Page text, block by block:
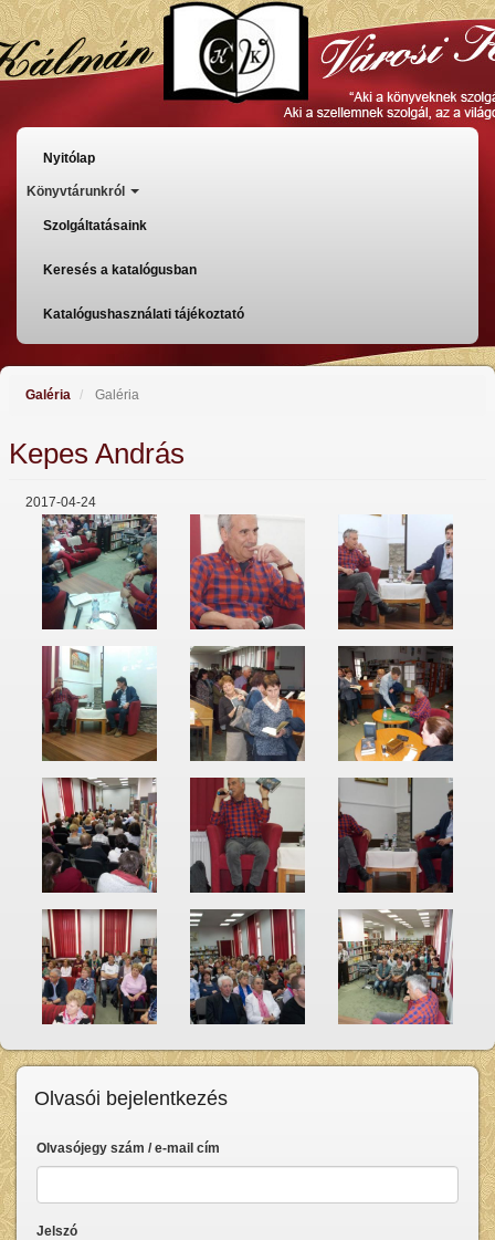
Ugrás
a
tartalomra
Főmenü
Nyitólap
Könyvtárunkról
Szolgáltatásaink
Keresés a katalógusban
Katalógushasználati tájékoztató
Galéria Galéria
Kepes András
2017-04-24
Olvasói bejelentkezés
Olvasójegy szám / e-mail cím
Jelszó